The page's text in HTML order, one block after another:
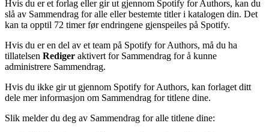
Hvis du er et forlag eller gir ut gjennom Spotify for Authors, kan du
slå av Sammendrag for alle eller bestemte titler i katalogen din. Det
kan ta opptil 72 timer før endringene gjenspeiles på Spotify.
Hvis du er en del av et team på Spotify for Authors, må du ha
tillatelsen Rediger aktivert for Sammendrag for å kunne
administrere Sammendrag.
Hvis du ikke gir ut gjennom Spotify for Authors, kan forlaget ditt
dele mer informasjon om Sammendrag for titlene dine.
Slik melder du deg av Sammendrag for alle titlene dine: